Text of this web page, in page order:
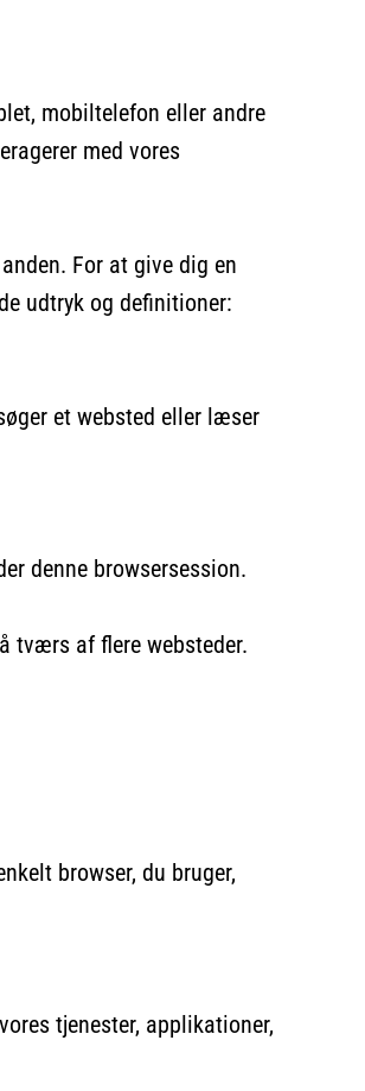
mobiltelefon eller andre
med vores
For at give dig en
udtryk og definitioner:
et websted eller læser
denne browsersession.
tværs af flere websteder.
browser, du bruger,
tjenester, applikationer,